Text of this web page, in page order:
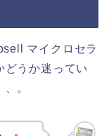
マイクロセラ
どうか迷ってい
。